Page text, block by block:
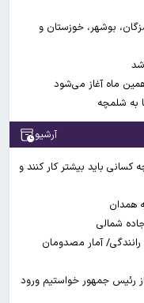
بوشهر، خوزستان و
ماه آغاز می‌شود
به شلمچه
آرشیو
باید بیشتر کار کنند و
همدان
شمالی
آمار مصدومان
رئیس جمهور خواستیم ورود